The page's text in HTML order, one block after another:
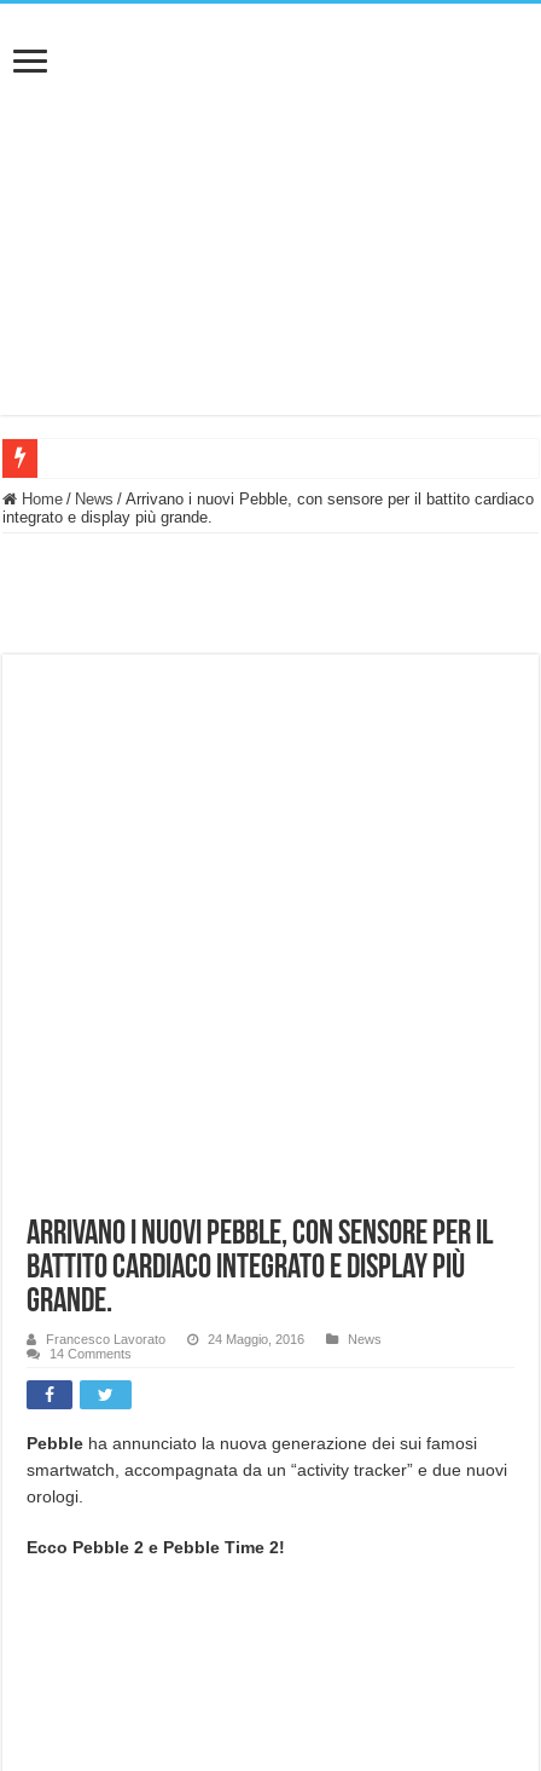
BASTA FATICARE! Questo robot tagliaerba lo appoggi e fa tutto lui! (Senza
Home / News / Arrivano i nuovi Pebble, con sensore per il battito cardiaco
integrato e display più grande.
Arrivano i nuovi Pebble, con sensore per il
battito cardiaco integrato e display più
grande.
Francesco Lavorato 24 Maggio, 2016
News
14 Comments
Pebble ha annunciato la nuova generazione dei sui famosi
smartwatch, accompagnata da un “activity tracker” e due nuovi
orologi.
Ecco Pebble 2 e Pebble Time 2!